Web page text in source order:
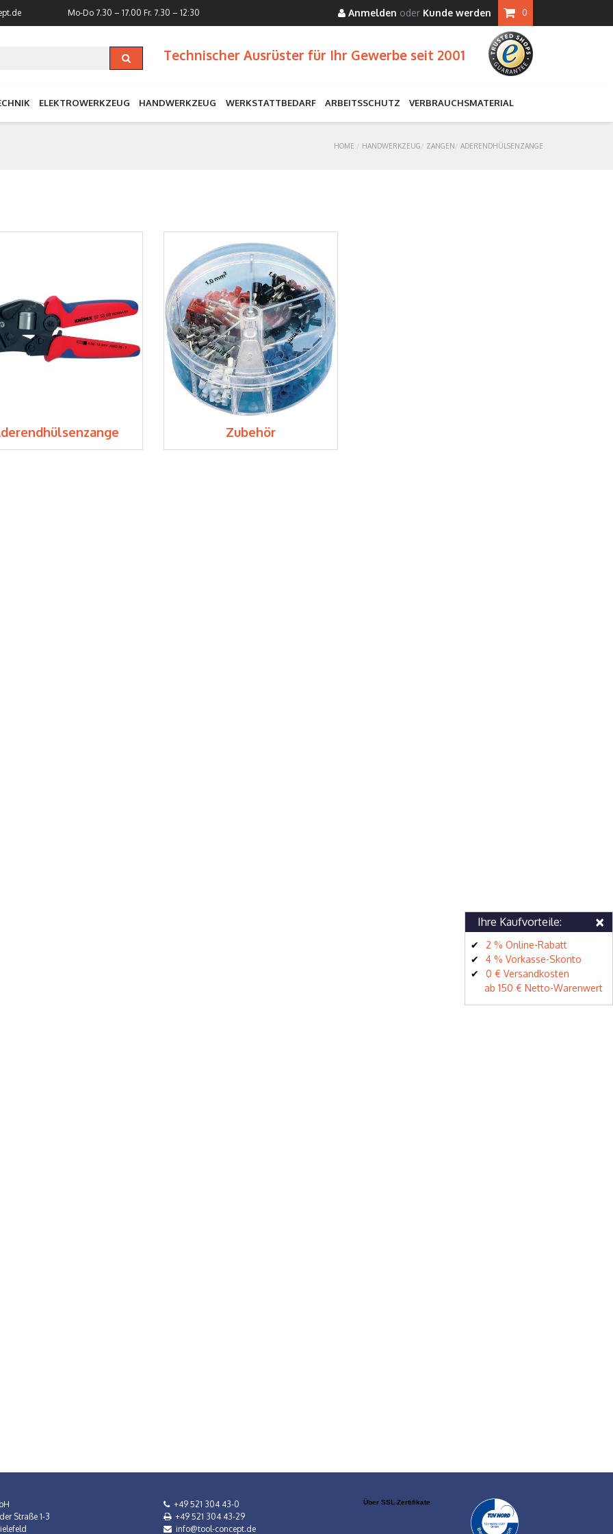
Mo-Do 7.30 – 17.00 Fr. 7.30 – 12:30 Anmelden oder Kunde werden 0
Technischer Ausrüster für Ihr Gewerbe seit 2001
ELEKTROWERKZEUG HANDWERKZEUG WERKSTATTBEDARF ARBEITSSCHUTZ VERBRAUCHSMATERIAL
HOME HANDWERKZEUG ZANGEN ADERENDHÜLSENZANGE
Zubehör
Straße 1-3
+49 521 304 43-0
+49 521 304 43-29
info@tool-concept.de
Über SSL-Zertifikate
Ihre Kaufvorteile: ×
2 % Online-Rabatt
4 % Vorkasse-Skonto
0 € Versandkosten
ab 150 € Netto-Warenwert